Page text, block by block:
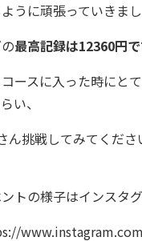
うに頑張っていきまし
最高記録は12360円で
ースに入った時にと
い、
挑戦してみてくださ
トの様子はインスタ